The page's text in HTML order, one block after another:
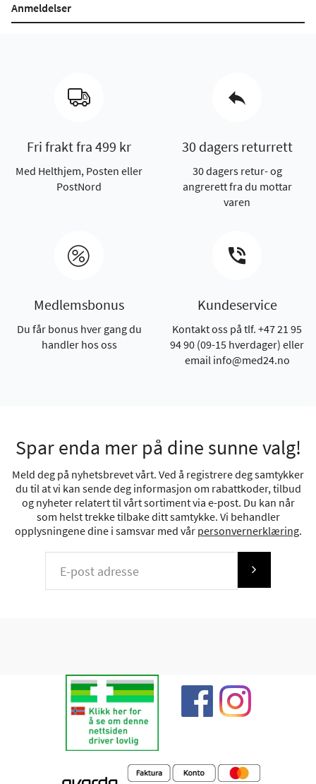
Anmeldelser
Fri frakt fra 499 kr
Med Helthjem, Posten eller
PostNord
30 dagers returrett
30 dagers retur- og
angrerett fra du mottar
varen
Medlemsbonus
Du får bonus hver gang du
handler hos oss
Kundeservice
Kontakt oss på tlf. +47 21 95
94 90 (09-15 hverdager) eller
email info@med24.no
Spar enda mer på dine sunne valg!
Meld deg på nyhetsbrevet vårt. Ved å registrere deg samtykker
du til at vi kan sende deg informasjon om rabattkoder, tilbud
og nyheter relatert til vårt sortiment via e-post. Du kan når
som helst trekke tilbake ditt samtykke. Vi behandler
opplysningene dine i samsvar med vår personvernerklæring.